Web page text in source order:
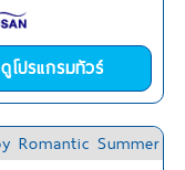
ดูโปรแกรมทัวร์